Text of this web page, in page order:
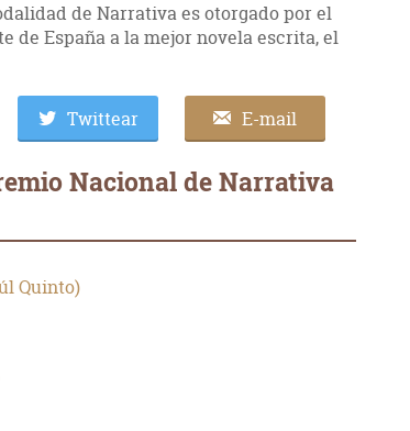
de Narrativa es otorgado por el
de España a la mejor novela escrita, el
Twittear E-mail
Nacional de Narrativa
Quinto